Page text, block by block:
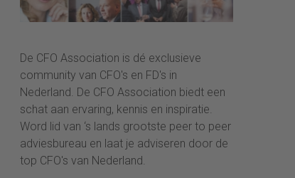
De CFO Association is dé exclusieve
community van CFO's en FD's in
Nederland. De CFO Association biedt een
schat aan ervaring, kennis en inspiratie.
Word lid van ‘s lands grootste peer to peer
adviesbureau en laat je adviseren door de
top CFO's van Nederland.